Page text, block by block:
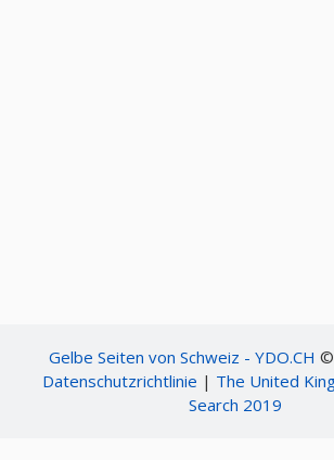
Gelbe Seiten von Schweiz - YDO.CH ©
Datenschutzrichtlinie | The United
Search 2019